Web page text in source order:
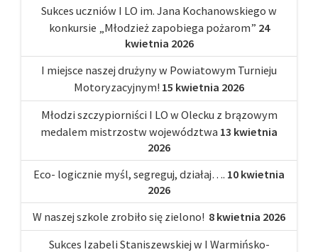
Sukces uczniów I LO im. Jana Kochanowskiego w
konkursie „Młodzież zapobiega pożarom” 24
kwietnia 2026
I miejsce naszej drużyny w Powiatowym Turnieju
Motoryzacyjnym! 15 kwietnia 2026
Młodzi szczypiorniści I LO w Olecku z brązowym
medalem mistrzostw województwa 13 kwietnia
2026
Eco- logicznie myśl, segreguj, działaj…. 10 kwietnia
2026
W naszej szkole zrobiło się zielono! 8 kwietnia 2026
Sukces Izabeli Staniszewskiej w I Warmińsko-